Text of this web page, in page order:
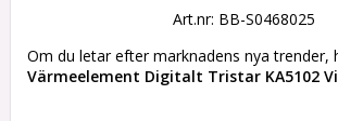
Art.nr: BB-S0468025
Värmeelement Digitalt Tristar KA5102